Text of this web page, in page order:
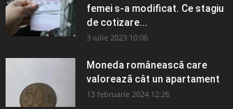
femei s-a modificat. Ce stagiu
de cotizare...
3 iulie 2023 10:06
Moneda românească care
valorează cât un apartament
13 februarie 2024 12:26